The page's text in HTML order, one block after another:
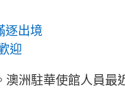
逐出境
迎
洲駐華使館人員最